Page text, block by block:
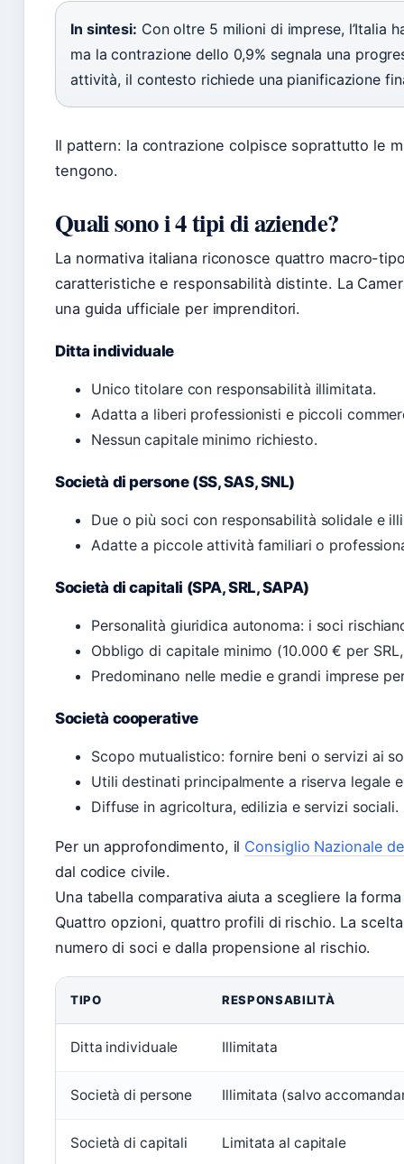
In sintesi: Con oltre 5 milioni di imprese, l’Italia
ma la contrazione dello 0,9% segnala una
attività, il contesto richiede una pianificazione
Il pattern: la contrazione colpisce soprattutto le
tengono.
Quali sono i 4 tipi di aziende?
La normativa italiana riconosce quattro macro-
caratteristiche e responsabilità distinte. La
una guida ufficiale per imprenditori.
Ditta individuale
Unico titolare con responsabilità illimitata.
Adatta a liberi professionisti e piccoli
Nessun capitale minimo richiesto.
Società di persone (SS, SAS, SNL)
Due o più soci con responsabilità solidale e
Adatte a piccole attività familiari o
Società di capitali (SPA, SRL, SAPA)
Personalità giuridica autonoma: i soci
Obbligo di capitale minimo (10.000 € per
Predominano nelle medie e grandi imprese
Società cooperative
Scopo mutualistico: fornire beni o servizi ai
Utili destinati principalmente a riserva legale
Diffuse in agricoltura, edilizia e servizi sociali.
Per un approfondimento, il Consiglio Nazionale
dal codice civile.
Una tabella comparativa aiuta a scegliere la
Quattro opzioni, quattro profili di rischio. La
numero di soci e dalla propensione al rischio.
TIPO RESPONSABILITÀ
Ditta individuale Illimitata
Società di persone Illimitata (salvo
Società di capitali Limitata al capitale